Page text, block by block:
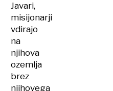
Javari,
misijonarji
vdirajo
na
njihova
ozemlja
brez
njihovega